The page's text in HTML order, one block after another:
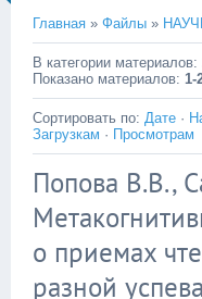
Главная » Файлы »
В категории материалов:
Показано материалов: 1-
Сортировать по: Дате ·
Загрузкам · Просмотрам
Попова В.В.,
о приемах
разной